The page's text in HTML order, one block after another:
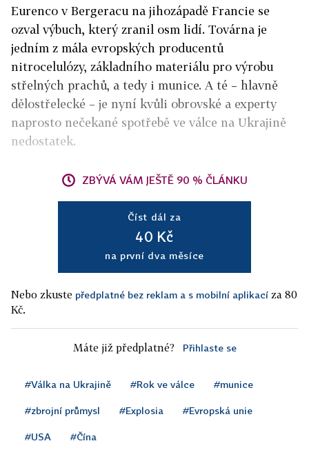
Eurenco v Bergeracu na jihozápadě Francie se
ozval výbuch, který zranil osm lidí. Továrna je
jedním z mála evropských producentů
nitrocelulózy, základního materiálu pro výrobu
střelných prachů, a tedy i munice. A té – hlavně
dělostřelecké – je nyní kvůli obrovské a experty
naprosto nečekané spotřebě ve válce na Ukrajině
nedostatek.
ZBÝVÁ VÁM JEŠTĚ 90 % ČLÁNKU
Číst dál za
40 Kč
na první dva měsíce
Nebo zkuste předplatné bez reklam a s mobilní aplikací za 80
Kč.
Máte již předplatné? Přihlaste se
#Válka na Ukrajině #Rok ve válce #munice
#zbrojní průmysl #Explosia #Evropská unie
#USA #Čína